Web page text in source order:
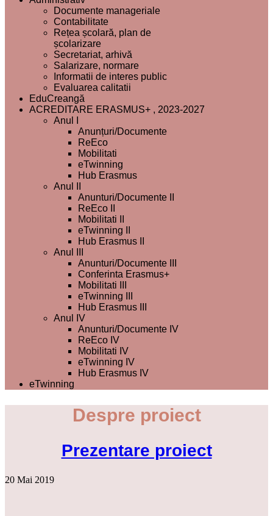
Documente manageriale
Contabilitate
Rețea școlară, plan de
școlarizare
Secretariat, arhivă
Salarizare, normare
Informatii de interes public
Evaluarea calitatii
EduCreangă
ACREDITARE ERASMUS+ , 2023-2027
Anul I
Anunțuri/Documente
ReEco
Mobilitati
eTwinning
Hub Erasmus
Anul II
Anunturi/Documente II
ReEco II
Mobilitati II
eTwinning II
Hub Erasmus II
Anul III
Anunturi/Documente III
Conferinta Erasmus+
Mobilitati III
eTwinning III
Hub Erasmus III
Anul IV
Anunturi/Documente IV
ReEco IV
Mobilitati IV
eTwinning IV
Hub Erasmus IV
eTwinning
Despre proiect
Prezentare proiect
20 Mai 2019